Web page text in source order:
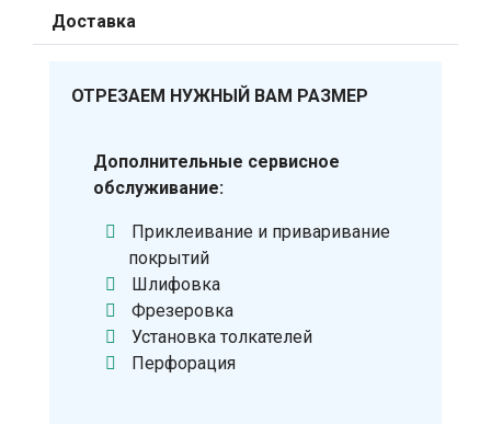
Доставка
ОТРЕЗАЕМ НУЖНЫЙ ВАМ РАЗМЕР
Дополнительные сервисное
обслуживание:
Приклеивание и приваривание
покрытий
Шлифовка
Фрезеровка
Установка толкателей
Перфорация